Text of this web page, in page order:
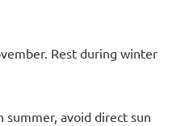
Rest during winter
summer, avoid direct sun